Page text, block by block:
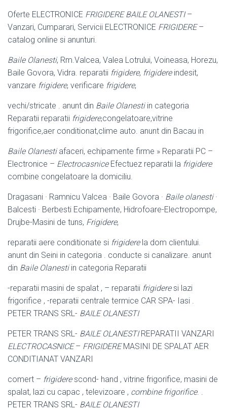
Oferte ELECTRONICE FRIGIDERE BAILE OLANESTI–
Vanzari, Cumparari, Servicii ELECTRONICE FRIGIDERE–
catalog online si anunturi.
Baile Olanesti, Rm.Valcea, Valea Lotrului, Voineasa, Horezu,
Baile Govora, Vidra. reparatii frigidere, frigidereindesit,
vanzare frigidere, verificare frigidere,
vechi/stricate . anunt din Baile Olanestiin categoria
Reparatii reparatii frigidere,congelatoare,vitrine
frigorifice,aer conditionat,clime auto. anunt din Bacau in
Baile Olanestiafaceri, echipamente firme » Reparatii PC –
Electronice – ElectrocasniceEfectuez reparatii la frigidere
combine congelatoare la domiciliu.
Dragasani · Ramnicu Valcea · Baile Govora · Baile olanesti·
Balcesti · Berbesti Echipamente, Hidrofoare-Electropompe,
Drujbe-Masini de tuns, Frigidere,
reparatii aere conditionate si frigiderela dom clientului.
anunt din Seini in categoria . conducte si canalizare. anunt
din Baile Olanestiin categoria Reparatii
-reparatii masini de spalat , – reparatii frigideresi lazi
frigorifice , -reparatii centrale termice CAR SPA- Iasi .
PETER TRANS SRL- BAILE OLANESTI
PETER TRANS SRL- BAILE OLANESTIREPARATII VANZARI
ELECTROCASNICE– FRIGIDEREMASINI DE SPALAT AER
CONDITIANAT VANZARI
comert – frigiderescond- hand , vitrine frigorifice, masini de
spalat, lazi cu capac , televizoare , combine frigorifice. .
PETER TRANS SRL- BAILE OLANESTI